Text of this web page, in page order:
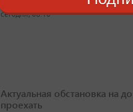
сегодня, 08:16
Актуальная обстановка на
проехать